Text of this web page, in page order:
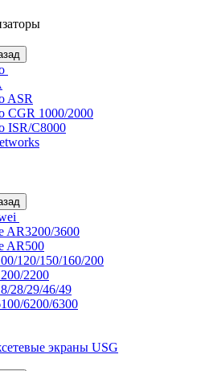
ASR
CGR 1000/2000
ISR/С8000
AR3200/3600
AR500
120/150/160/200
2200
28/29/46/49
6200/6300
экраны USG